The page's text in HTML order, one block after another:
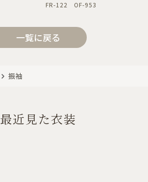
FR-122 OF-953
一覧に戻る
振袖
最近見た衣装